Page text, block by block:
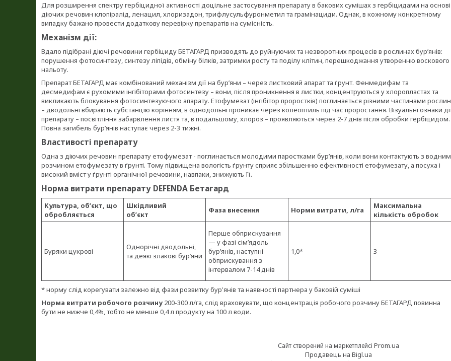
Для розширення спектру гербіцидної активності доцільне застосування препарату в бакових сумішах з гербіцидами на основі
діючих речовин клопіралід, ленацил, хлоризадон, трифлусульфуронметил та грамінациди. Однак, в кожному конкретному
випадку бажано провести додаткову перевірку препаратів на сумісність.
Механізм дії:
Вдало підібрані діючі речовини гербіциду БЕТАГАРД призводять до руйнуючих та незворотних процесів в рослинах бур’янів:
порушення фотосинтезу, синтезу ліпідів, обміну білків, затримки росту та поділу клітин, перешкоджання утворенню воскового
нальоту.
Препарат БЕТАГАРД має комбінований механізм дії на бур’яни – через листковий апарат та ґрунт. Фенмедифам та
десмедифам є рухомими інгібіторами фотосинтезу – вони, після проникнення в листки, концентруються у хлоропластах та
викликають блокування фотосинтезуючого апарату. Етофумезат (інгібітор проростків) поглинається різними частинами рослин
– дводольні вбирають субстанцію корінням, в однодольні проникає через колеоптиль під час проростання. Візуальні ознаки
препарату – посвітління забарвлення листя та, в подальшому, хлороз – проявляються через 2-7 днів після обробки гербіцидом.
Повна загибель бур’янів наступає через 2-3 тижні.
Властивості препарату
Одна з діючих речовин препарату етофумезат - поглинається молодими паростками бур’янів, коли вони контактують з водним
розчином етофумезату в ґрунті. Тому підвищена вологість ґрунту сприяє збільшенню ефективності етофумезату, а посуха і
високий вміст у ґрунті органічної речовини, навпаки, знижують її.
Норма витрати препарату DEFENDA Бетагард
Культура, об’єкт, що
обробляється
Шкідливий
об’єкт
Фаза внесення Норми витрати, л/га
Максимальна
кількість обробок
Буряки цукрові
Однорічні дводольні,
та деякі злакові бур’яни
Перше обприскування
— у фазі сім’ядоль
бур’янів, наступні
обприскування з
інтервалом 7-14 днів
1,0* 3
* норму слід корегувати залежно від фази розвитку бур'янів та наявності партнера у баковій суміші
Норма витрати робочого розчину 200-300 л/га, слід враховувати, що концентрація робочого розчину БЕТАГАРД повинна
бути не нижче 0,4%, тобто не менше 0,4 л продукту на 100 л води.
Сайт створений на маркетплейсі Prom.ua
Продавець на Bigl.ua